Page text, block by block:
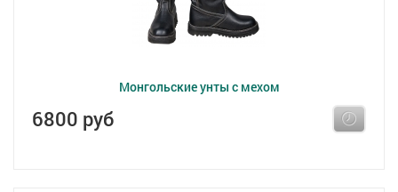
Монгольские унты с мехом
6800 руб